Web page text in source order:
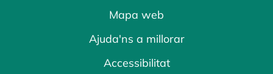
Mapa web
Ajuda'ns a millorar
Accessibilitat